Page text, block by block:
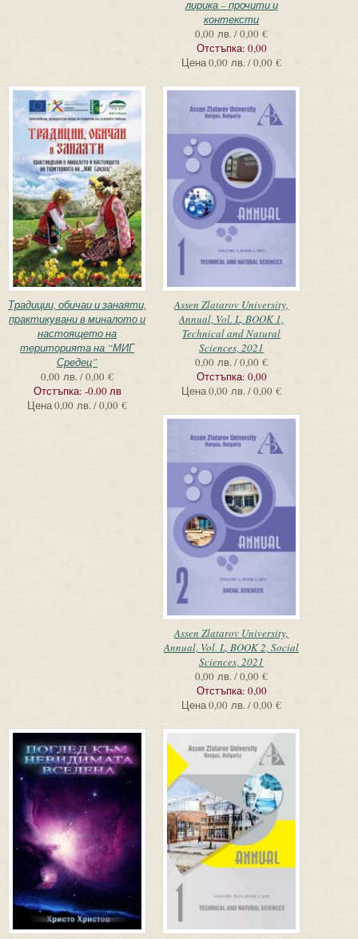
лирика – прочити и
контексти
0,00 лв. / 0,00 €
Отстъпка: 0,00
Цена0,00 лв. / 0,00 €
Традиции, обичаи и занаяти,
практикувани в миналото и
настоящето на
територията на “МИГ
Средец”
0,00 лв. / 0,00 €
Отстъпка: -0.00 лв
Цена0,00 лв. / 0,00 €
Assen Zlatarov University,
Annual, Vol. L, BOOK 1,
Technical and Natural
Sciences, 2021
0,00 лв. / 0,00 €
Отстъпка: 0,00
Цена0,00 лв. / 0,00 €
Assen Zlatarov University,
Annual, Vol. L, BOOK 2, Social
Sciences, 2021
0,00 лв. / 0,00 €
Отстъпка: 0,00
Цена0,00 лв. / 0,00 €